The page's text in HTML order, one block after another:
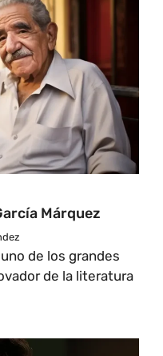
Márquez
de los grandes
de la literatura